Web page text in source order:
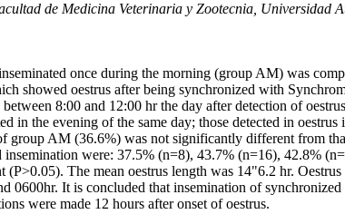
de Medicina Veterinaria y Zootecnia, Universidad
once during the morning (group AM) was
showed oestrus after being synchronized with
8:00 and 12:00 hr the day after detection of
in the evening of the same day; those detected in
group AM (36.6%) was not significantly different from
insemination were: 37.5% (n=8), 43.7% (n=16), 42.8%
(P>0.05). The mean oestrus length was 14"6.2 hr.
0600hr. It is concluded that insemination of
were made 12 hours after onset of oestrus.